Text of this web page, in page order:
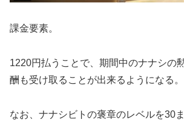
課金要素。
1220円払うことで、期間中のナナシの
酬も受け取ることが出来るようになる。
なお、ナナシビトの褒章のレベルを30